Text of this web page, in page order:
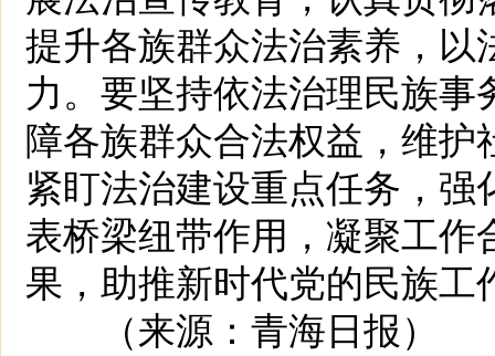
提升各族群众法治素养，
力。要坚持依法治理民族
障各族群众合法权益，维
紧盯法治建设重点任务，
表桥梁纽带作用，凝聚工
果，助推新时代党的民族工
（来源：青海日报）